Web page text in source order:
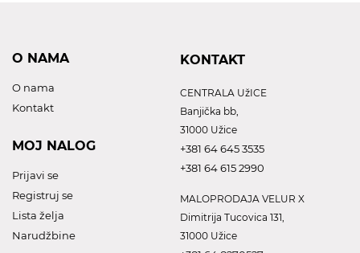
O NAMA
O nama
Kontakt
MOJ NALOG
Prijavi se
Registruj se
Lista želja
Narudžbine
KONTAKT
CENTRALA UžICE
Banjička bb,
31000 Užice
+381 64 645 3535
+381 64 615 2990
MALOPRODAJA VELUR X
Dimitrija Tucovica 131,
31000 Užice